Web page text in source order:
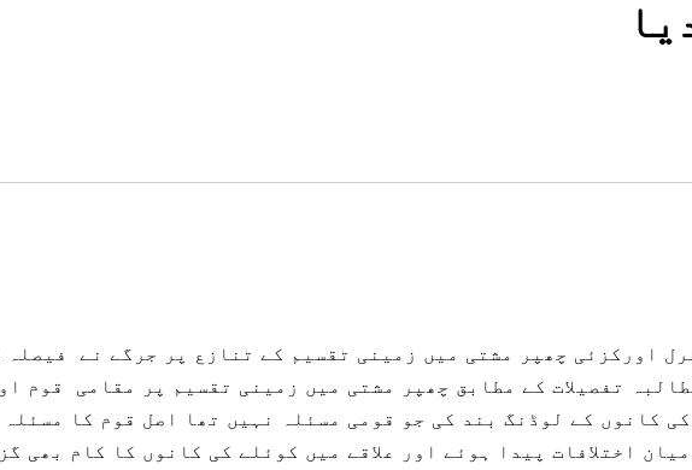
اورکزئی چھپر مشتی میں زمینی تقسیم کے تنازع پر جرگے نے
تفصیلات کے مطابق چھپر مشتی میں زمینی تقسیم پر مقامی قوم
کانوں کے لوڈنگ بند کی جو قومی مسئلہ نہیں تھا اصل قوم کا
اختلافات پیدا ہوئے اور علاقے میں کوئلے کی کانوں کا کام بھی